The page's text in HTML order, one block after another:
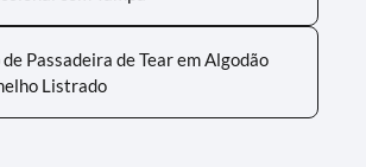
de Passadeira de Tear em Algodão
Listrado